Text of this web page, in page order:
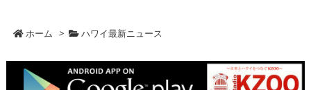
ホーム > ハワイ最新ニュース